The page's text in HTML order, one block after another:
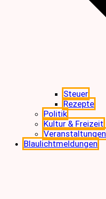
Steuer
Rezepte
Politik
Kultur & Freizeit
Veranstaltungen
Blaulichtmeldungen